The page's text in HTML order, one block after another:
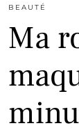
BEAUTÉ
Ma